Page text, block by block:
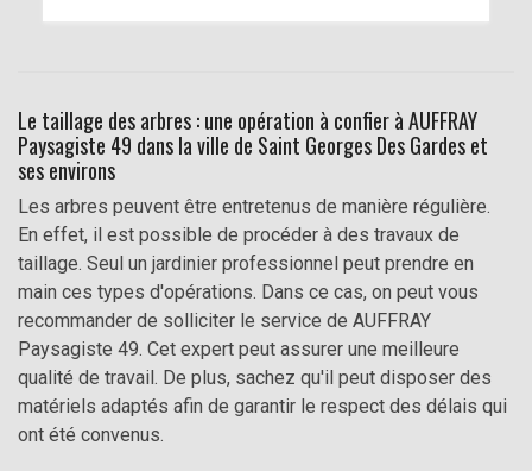
Le taillage des arbres : une opération à confier à AUFFRAY
Paysagiste 49 dans la ville de Saint Georges Des Gardes et
ses environs
Les arbres peuvent être entretenus de manière régulière.
En effet, il est possible de procéder à des travaux de
taillage. Seul un jardinier professionnel peut prendre en
main ces types d'opérations. Dans ce cas, on peut vous
recommander de solliciter le service de AUFFRAY
Paysagiste 49. Cet expert peut assurer une meilleure
qualité de travail. De plus, sachez qu'il peut disposer des
matériels adaptés afin de garantir le respect des délais qui
ont été convenus.